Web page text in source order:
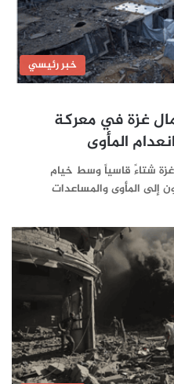
خبر رئيسي
غزة في معركة
المأوى
غزة شتاءً قاسياً وسط خيام
إلى المأوى والمساعدات